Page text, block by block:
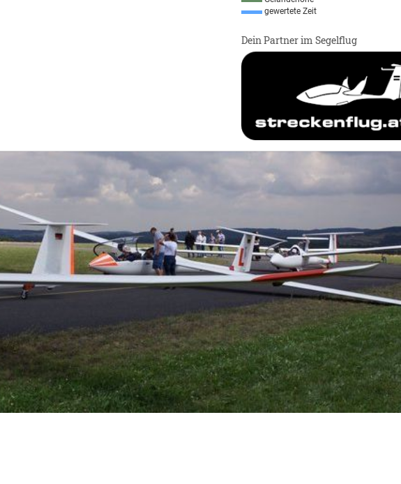
gewertete Zeit
Dein Partner im Segelflug